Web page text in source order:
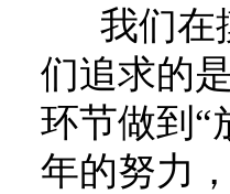
我们在
们追求的
环节做到“
年的努力